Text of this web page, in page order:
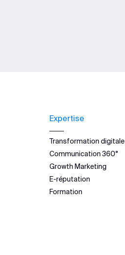
Expertise
Transformation digitale
Communication 360°
Growth Marketing
E-réputation
Formation